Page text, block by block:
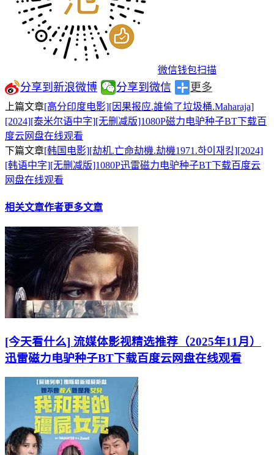
微信钱包扫描
分享到新浪微博 分享到微信 更多
上篇文章[高分印度电影][因果报应.誰偷了垃圾桶.Maharaja]
[2024][泰米尔语中字][无删减版]1080P磁力电驴种子BT下载百
度云网盘在线观看
下篇文章[韩国电影][劫机.亡命劫機.劫機1971.하이재킹][2024]
[韩语中字][无删减版]1080P迅雷磁力电驴种子BT下载百度云
网盘在线观看
相关文章作者更多文章
[今天看什么] 流媒体影视精选推荐（2025年11月）
迅雷磁力电驴种子BT下载百度云网盘在线观看